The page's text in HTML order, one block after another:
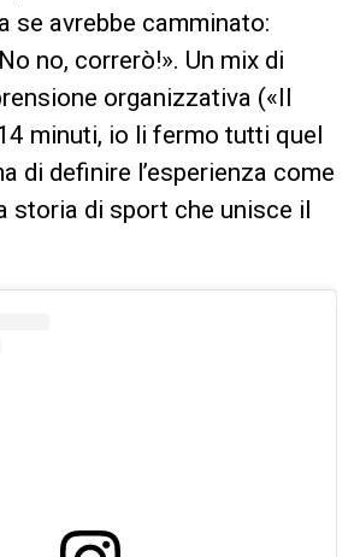
se avrebbe camminato:
no, correrò!». Un mix di
organizzativa («Il
minuti, io li fermo tutti quel
di definire l’esperienza come
storia di sport che unisce il